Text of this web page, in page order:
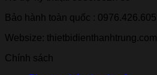
Bảo hành toàn quốc : 0976.426.605
Websize: thietbidienthanhtrung.com
Chính sách